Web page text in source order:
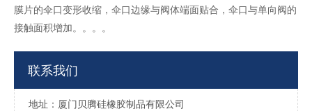
膜片的伞口变形收缩，伞口边缘与阀体端面贴合，伞口与单向阀的
接触面积增加。。。。
联系我们
地址：厦门贝腾硅橡胶制品有限公司